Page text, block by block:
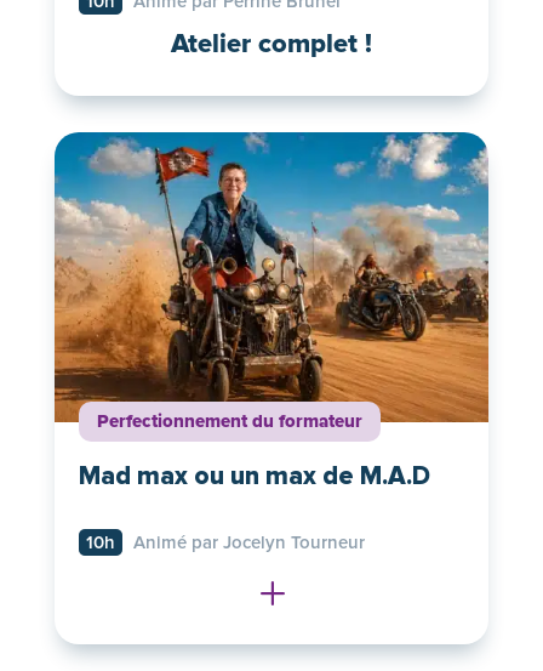
Atelier complet !
Perfectionnement du formateur
Mad max ou un max de M.A.D
10h Animé par Jocelyn Tourneur
L